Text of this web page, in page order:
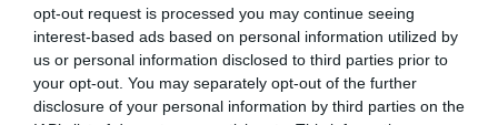
opt-out request is processed you may continue seeing
interest-based ads based on personal information utilized by
us or personal information disclosed to third parties prior to
your opt-out. You may separately opt-out of the further
disclosure of your personal information by third parties on the
Shutterstock – Chimatayama
Pourquoi nous l’avons sélectionné :La plage de La Lette